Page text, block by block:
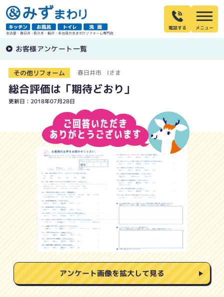
名古屋・春日井・長久手・稲沢・多治見の水まわりリフォーム専門店
電話する
お客様アンケート一覧
その他リフォーム 春日井市 Iさま
総合評価は「期待どおり」
更新日：2018年07月28日
アンケート画像を拡大して見る